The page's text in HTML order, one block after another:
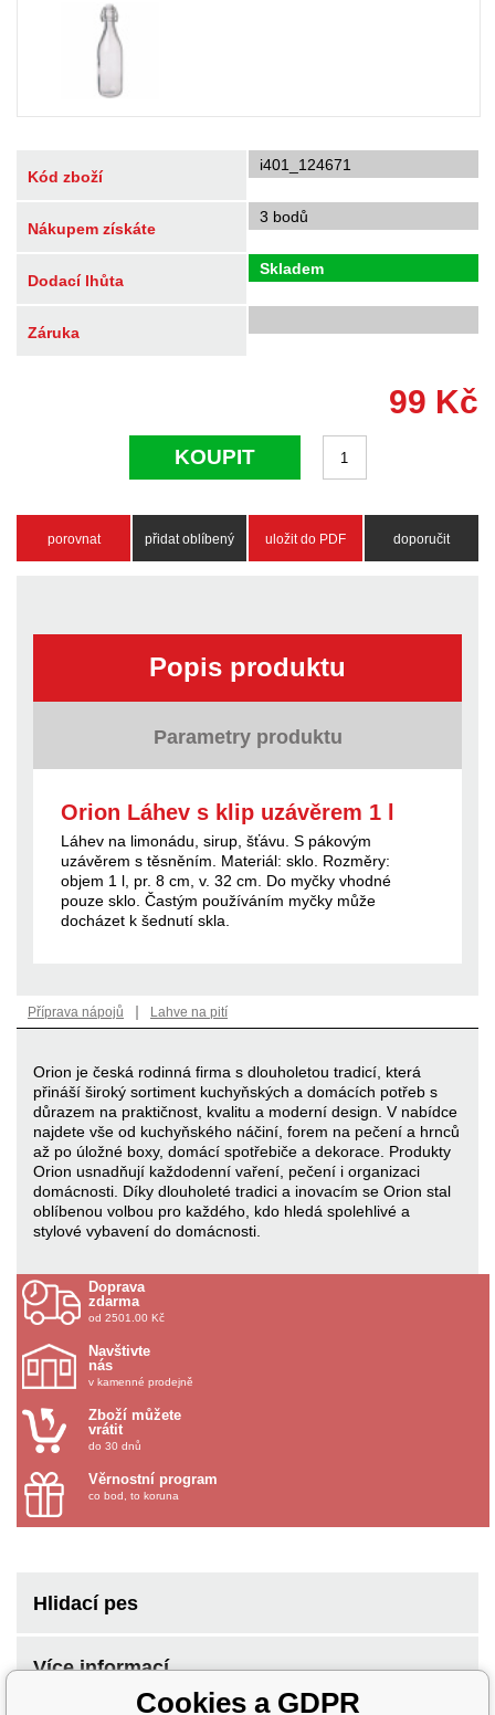
Kód zboží
i401_124671
Nákupem získáte
3 bodů
Dodací lhůta
Skladem
Záruka
99 Kč
KOUPIT
porovnat přidat oblíbený uložit do PDF doporučit
Popis produktu
Parametry produktu
Orion Láhev s klip uzávěrem 1 l
Láhev na limonádu, sirup, šťávu. S pákovým
uzávěrem s těsněním. Materiál: sklo. Rozměry:
objem 1 l, pr. 8 cm, v. 32 cm. Do myčky vhodné
pouze sklo. Častým používáním myčky může
docházet k šednutí skla.
Příprava nápojů | Lahve na pití
Orion je česká rodinná firma s dlouholetou tradicí, která
přináší široký sortiment kuchyňských a domácích potřeb s
důrazem na praktičnost, kvalitu a moderní design. V nabídce
najdete vše od kuchyňského náčiní, forem na pečení a hrnců
až po úložné boxy, domácí spotřebiče a dekorace. Produkty
Orion usnadňují každodenní vaření, pečení i organizaci
domácnosti. Díky dlouholeté tradici a inovacím se Orion stal
oblíbenou volbou pro každého, kdo hledá spolehlivé a
stylové vybavení do domácnosti.
Doprava
zdarma
od 2501.00 Kč
Navštivte
nás
v kamenné prodejně
Zboží můžete
vrátit
do 30 dnů
Věrnostní program
co bod, to koruna
Hlidací pes
Více informací
Cookies a GDPR